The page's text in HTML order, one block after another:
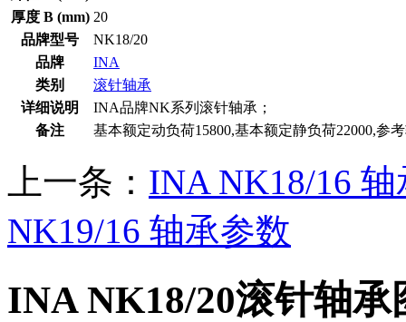
厚度 B (mm) 20
品牌型号
NK18/20
品牌
INA
类别
滚针轴承
详细说明
INA品牌NK系列滚针轴承；
备注
基本额定动负荷15800,基本额定静负荷22000,参
上一条： INA NK18/16
NK19/16 轴承参数
INA NK18/20滚针轴承